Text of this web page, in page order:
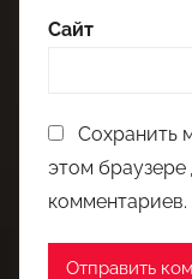
Сайт
Сохранить
этом
комментариев.